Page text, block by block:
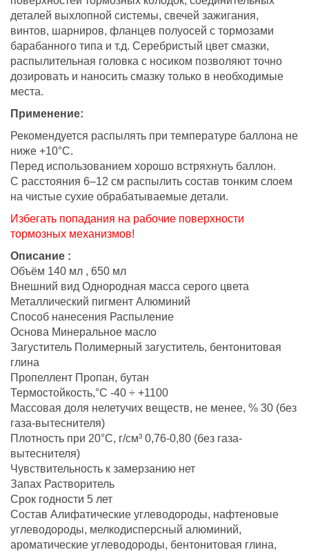
деталей выхлопной системы, свечей зажигания,
винтов, шарниров, фланцев полуосей с тормозами
барабанного типа и т.д. Серебристый цвет смазки,
распылительная головка с носиком позволяют точно
дозировать и наносить смазку только в необходимые
места.
Применение:
Рекомендуется распылять при температуре баллона не
ниже +10°С.
Перед использованием хорошо встряхнуть баллон.
С расстояния 6–12 см распылить состав тонким слоем
на чистые сухие обрабатываемые детали.
Избегать попадания на рабочие поверхности
тормозных механизмов!
Описание :
Объём 140 мл , 650 мл
Внешний вид Однородная масса серого цвета
Металлический пигмент Алюминий
Способ нанесения Распыление
Основа Минеральное масло
Загуститель Полимерный загуститель, бентонитовая
глина
Пропеллент Пропан, бутан
Термостойкость,°С -40 ÷ +1100
Массовая доля нелетучих веществ, не менее, % 30 (без
газа-вытеснителя)
Плотность при 20°С, г/см³ 0,76-0,80 (без газа-
вытеснителя)
Чувствительность к замерзанию нет
Запах Растворитель
Срок годности 5 лет
Состав Алифатические углеводороды, нафтеновые
углеводороды, мелкодисперсный алюминий,
ароматические углеводороды, бентонитовая глина,